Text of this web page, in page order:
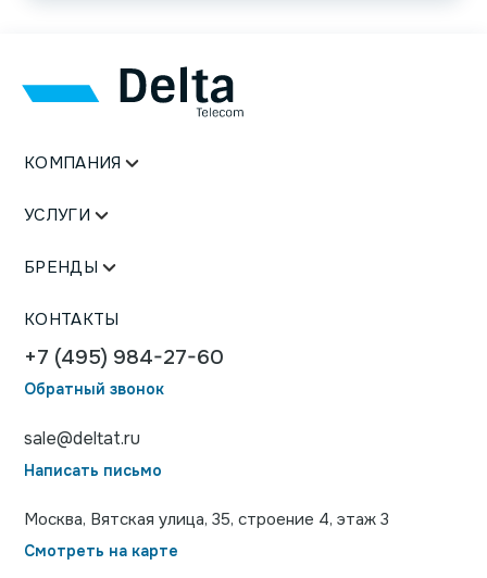
КОМПАНИЯ
УСЛУГИ
БРЕНДЫ
КОНТАКТЫ
+7 (495) 984-27-60
Обратный звонок
sale@deltat.ru
Написать письмо
Москва, Вятская улица, 35, строение 4, этаж 3
Смотреть на карте